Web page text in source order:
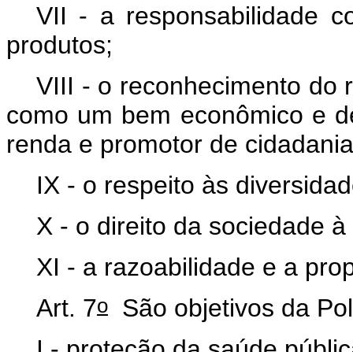
VII - a responsabilidade
produtos;
VIII - o reconhecimento do
como um bem econômico e
renda e promotor de
IX - o respeito às
X - o direito da sociedade
XI - a razoabilidade e a
Art. 7o São objetivos da